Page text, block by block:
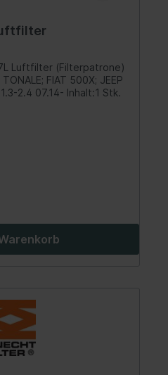
FIAT 500X; JEEP
COMPASS, RENEGADE 1.3-2.4 07.14- Inhalt:1 Stk.